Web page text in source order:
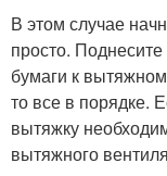
В этом случае
просто.
бумаги к
то все в порядке.
вытяжку
вытяжного